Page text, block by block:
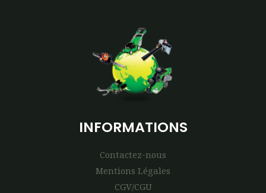
INFORMATIONS
Contactez-nous
Mentions Légales
CGV/CGU